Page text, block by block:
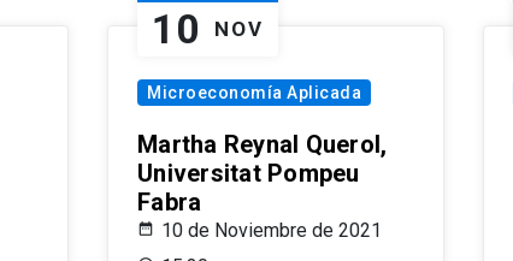
10 NOV
Microeconomía Aplicada
Martha Reynal Querol,
Universitat Pompeu
Fabra
10 de Noviembre de 2021